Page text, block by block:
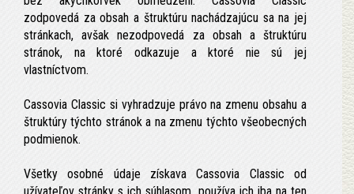
zodpovedá za obsah a štruktúru nachádzajúcu sa na jej
stránkach, avšak nezodpovedá za obsah a štruktúru
stránok, na ktoré odkazuje a ktoré nie sú jej
vlastníctvom.
Cassovia Classic si vyhradzuje právo na zmenu obsahu a
štruktúry týchto stránok a na zmenu týchto všeobecných
podmienok.
Všetky osobné údaje získava Cassovia Classic od
užívateľov stránky s ich súhlasom, používa ich iba na ten